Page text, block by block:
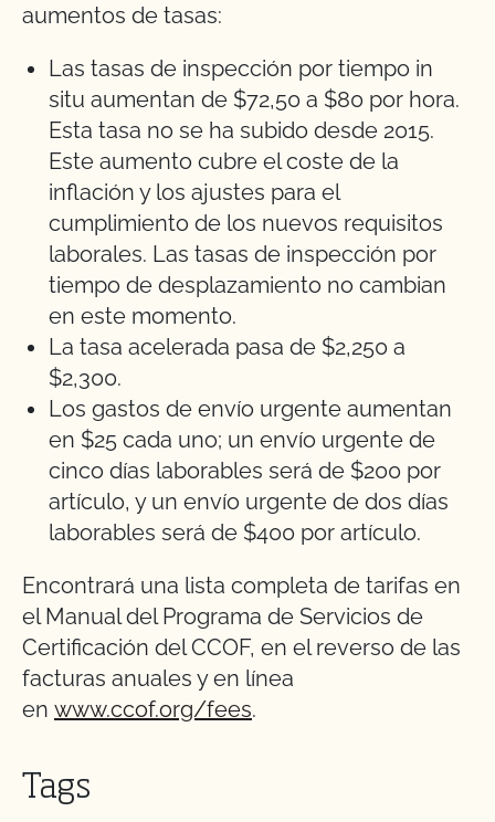
aumentos de tasas:
Las tasas de inspección por tiempo in
situ aumentan de $72,50 a $80 por hora.
Esta tasa no se ha subido desde 2015.
Este aumento cubre el coste de la
inflación y los ajustes para el
cumplimiento de los nuevos requisitos
laborales. Las tasas de inspección por
tiempo de desplazamiento no cambian
en este momento.
La tasa acelerada pasa de $2,250 a
$2,300.
Los gastos de envío urgente aumentan
en $25 cada uno; un envío urgente de
cinco días laborables será de $200 por
artículo, y un envío urgente de dos días
laborables será de $400 por artículo.
Encontrará una lista completa de tarifas en
el Manual del Programa de Servicios de
Certificación del CCOF, en el reverso de las
facturas anuales y en línea
en www.ccof.org/fees.
Tags